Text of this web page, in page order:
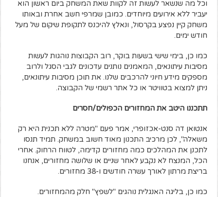
וכל מה שנשאר לעשות זה לקוות שאת המשחק ביום ראשון הוא
יעביר ללא אירועים מיוחדים. כמובן שמרפי חשב אחרת ובאותו
משחק קיין נפצע בקרסול, ונאלץ להיכנס לתקופת שיקום של מעל
חודש ימים.
כמו כן, בימי שישי בשעות בוקר, רוב הקבוצות נוהגות לעשות
מסיבות עיתונאים, המאמנים נותנים עדכונים לגבי הסגל ולרוב
מספקים מידע חיוני להרכבים שלנו. את תוכן מסיבות עיתונאים,
ניתן למצוא בטוויטר או כל אתר רשמי של הקבוצה.
תתכננו היטב את המחזורים הכפולים/חסרים
אנטואן דה סנט-אכזופרי, אמר פעם "מטרה ללא תכנית היא רק
משאלה", לכן מרכיב התכנון מאוד חשוב במשחק. תמיד תנסו
לתכנן את המהלכים כמה מחזורים קדימה, לטווח הרחוק. אחרי
הכל, המנצח לא נקבע לאחר שניים או שלושה מחזורים, אנחנו
בריצת מרתון לאורך עשרה חודשים ו-38 מחזורים.
כמו כן, בליגה האנגלית נוהגים "לשפץ" חלק מהמחזורים.